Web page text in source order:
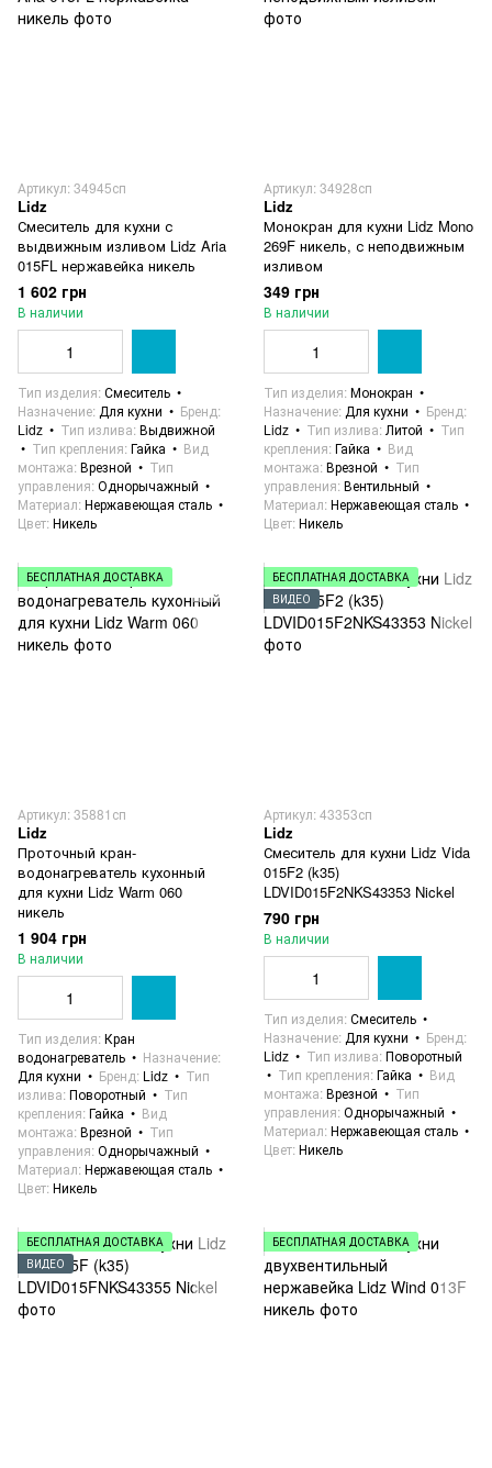
Артикул: 34945сп
Lidz
Смеситель для кухни с
выдвижным изливом Lidz Aria
015FL нержавейка никель
1 602 грн
В наличии
Тип изделия Смеситель
Назначение Для кухни
Бренд
Lidz
Тип излива Выдвижной
Тип крепления Гайка
Вид
монтажа Врезной
Тип
управления Однорычажный
Материал Нержавеющая сталь
Цвет Никель
Артикул: 34928сп
Lidz
Монокран для кухни Lidz Mono
269F никель, с неподвижным
изливом
349 грн
В наличии
Тип изделия Монокран
Назначение Для кухни
Бренд
Lidz
Тип излива Литой
Тип
крепления Гайка
Вид
монтажа Врезной
Тип
управления Вентильный
Материал Нержавеющая сталь
Цвет Никель
БЕСПЛАТНАЯ ДОСТАВКА
Артикул: 35881сп
Lidz
Проточный кран-
водонагреватель кухонный
для кухни Lidz Warm 060
никель
1 904 грн
В наличии
Тип изделия Кран
водонагреватель
Назначение
Для кухни
Бренд Lidz
Тип
излива Поворотный
Тип
крепления Гайка
Вид
монтажа Врезной
Тип
управления Однорычажный
Материал Нержавеющая сталь
Цвет Никель
БЕСПЛАТНАЯ ДОСТАВКА
ВИДЕО
Артикул: 43353сп
Lidz
Смеситель для кухни Lidz Vida
015F2 (k35)
LDVID015F2NKS43353 Nickel
790 грн
В наличии
Тип изделия Смеситель
Назначение Для кухни
Бренд
Lidz
Тип излива Поворотный
Тип крепления Гайка
Вид
монтажа Врезной
Тип
управления Однорычажный
Материал Нержавеющая сталь
Цвет Никель
БЕСПЛАТНАЯ ДОСТАВКА
ВИДЕО
БЕСПЛАТНАЯ ДОСТАВКА